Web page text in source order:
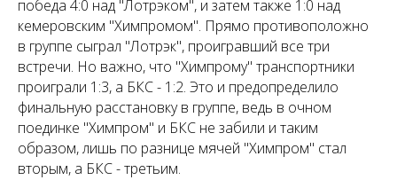
победа 4:0 над "Лотрэком", и затем также 1:0 над
кемеровским "Химпромом". Прямо противоположно
в группе сыграл "Лотрэк", проигравший все три
встречи. Но важно, что "Химпрому" транспортники
проиграли 1:3, а БКС - 1:2. Это и предопределило
финальную расстановку в группе, ведь в очном
поединке "Химпром" и БКС не забили и таким
образом, лишь по разнице мячей "Химпром" стал
вторым, а БКС - третьим.